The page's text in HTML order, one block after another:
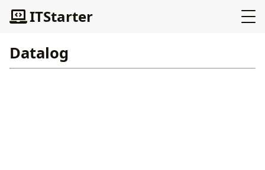
ITStarter
Datalog